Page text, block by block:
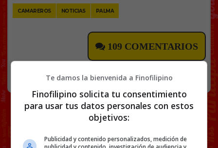
CAMAREROS NOTICIAS PALMA
109 COMENTARIOS
Te damos la bienvenida a Finofilipino
Finofilipino solicita tu consentimiento
para usar tus datos personales con estos
objetivos:
Publicidad y contenido personalizados, medición de